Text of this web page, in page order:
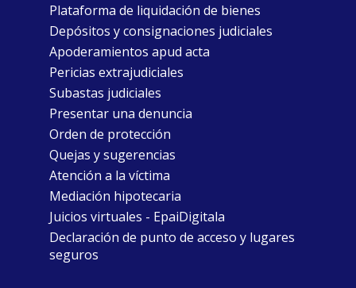
Plataforma de liquidación de bienes
Depósitos y consignaciones judiciales
Apoderamientos apud acta
Pericias extrajudiciales
Subastas judiciales
Presentar una denuncia
Orden de protección
Quejas y sugerencias
Atención a la víctima
Mediación hipotecaria
Juicios virtuales - EpaiDigitala
Declaración de punto de acceso y lugares
seguros